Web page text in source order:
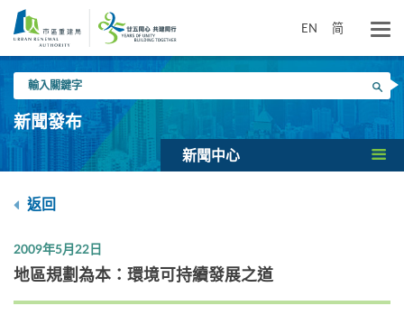
要
EN 简
入
關
鍵
搜尋
新聞發布
新聞中心
返回
2009年5月22日
地區規劃為本：環境可持續發展之道